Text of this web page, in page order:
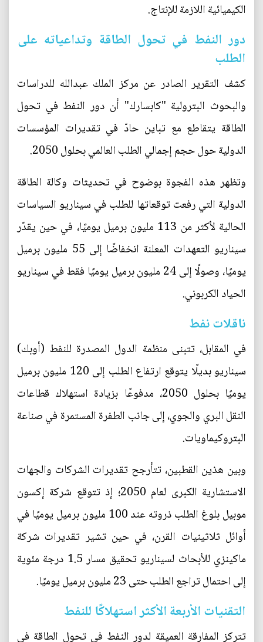
الكيميائية اللازمة للإنتاج.
دور النفط في تحول الطاقة وتداعياته على
الطلب
كشف التقرير الصادر عن مركز الملك عبدالله للدراسات
والبحوث البترولية "كابسارك" أن دور النفط في تحول
الطاقة يتقاطع مع تباين حادّ في تقديرات المؤسسات
الدولية حول حجم إجمالي الطلب العالمي بحلول 2050.
وتظهر هذه الفجوة بوضوح في تحديثات وكالة الطاقة
الدولية التي رفعت توقعاتها للطلب في سيناريو السياسات
الحالية لأكثر من 113 مليون برميل يوميًا، في حين يقدّر
سيناريو التعهدات المعلنة انخفاضًا إلى 55 مليون برميل
يوميًا، وصولًا إلى 24 مليون برميل يوميًا فقط في سيناريو
الحياد الكربوني.
ناقلات نفط
في المقابل، تتبنى منظمة الدول المصدرة للنفط (أوبك)
سيناريو بديلًا يتوقع ارتفاع الطلب إلى 120 مليون برميل
يوميًا بحلول 2050، مدفوعًا بزيادة استهلاك قطاعات
النقل البري والجوي، إلى جانب الطفرة المستمرة في صناعة
البتروكيماويات.
وبين هذين القطبين، تتأرجح تقديرات الشركات والجهات
الاستشارية الكبرى لعام 2050؛ إذ تتوقع شركة إكسون
موبيل بلوغ الطلب ذروته عند 100 مليون برميل يوميًا في
أوائل ثلاثينيات القرن، في حين تشير تقديرات شركة
ماكينزي للأبحاث لسيناريو تحقيق مسار 1.5 درجة مئوية
إلى احتمال تراجع الطلب حتى 23 مليون برميل يوميًا.
التقنيات الأربعة الأكثر استهلاكًا للنفط
تتركز المفارقة العميقة لدور النفط في تحول الطاقة في